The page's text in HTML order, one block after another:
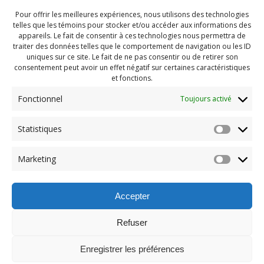
Pour offrir les meilleures expériences, nous utilisons des technologies
telles que les témoins pour stocker et/ou accéder aux informations des
appareils. Le fait de consentir à ces technologies nous permettra de
traiter des données telles que le comportement de navigation ou les ID
uniques sur ce site. Le fait de ne pas consentir ou de retirer son
consentement peut avoir un effet négatif sur certaines caractéristiques
et fonctions.
Fonctionnel Toujours activé
Statistiques
Marketing
Accepter
Refuser
Enregistrer les préférences
Navigation
de
l'article
Previous
Camp automne (66)
© 2026 Maison des Jeunes de Boucherville.